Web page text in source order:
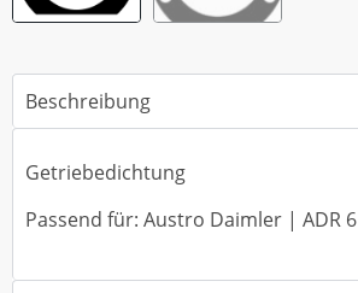
Beschreibung
Getriebedichtung
Passend für: Austro Daimler | ADR 6